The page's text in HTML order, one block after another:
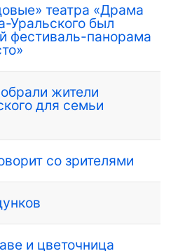
театра «Драма
Уральского был
фестиваль-панорама
жители
для семьи
со зрителями
и цветочница